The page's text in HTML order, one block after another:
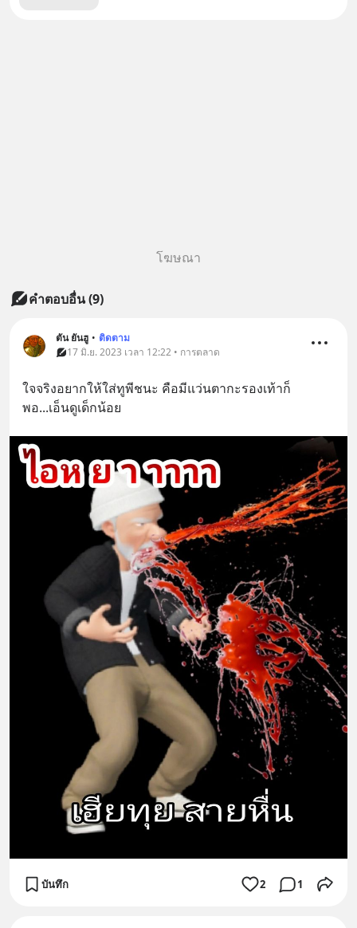
โฆษณา
คำตอบอื่น(9)
ตัน ยันฮู • ติดตาม
17 มิ.ย. 2023 เวลา 12:22 • การตลาด
ใจจริงอยากให้ใส่ทูพีชนะ คือมีแว่นตากะรองเท้าก็
พอ...เอ็นดูเด็กน้อย
บันทึก 2 1